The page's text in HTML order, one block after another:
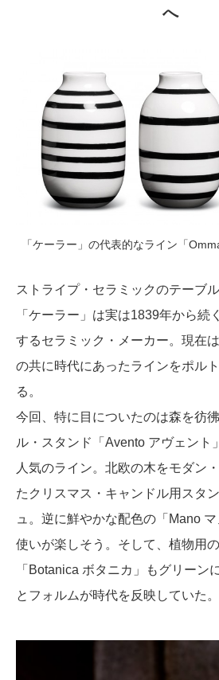
へ
「ケーラー」の代表的なライン「
ストライプ・セラミックのテーブ
「ケーラー」は実は1839年から続
するセラミック・メーカー。現在
の共に時代にあったラインをポル
る。
今回、特に目についたのは森を彷
ル・スタンド「Avento アヴェント
人気のライン。北欧の木をモダン
たクリスマス・キャンドル用スタ
ュ。逆に鮮やかな配色の「Mano
使いが楽しそう。そして、植物用
「Botanica ボタニカ」もグリーン
とフォルムが時代を反映していた。